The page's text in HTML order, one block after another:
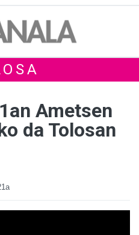
Ametsen
da Tolosan